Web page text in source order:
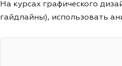
На курсах графического
гайдлайны), использовать